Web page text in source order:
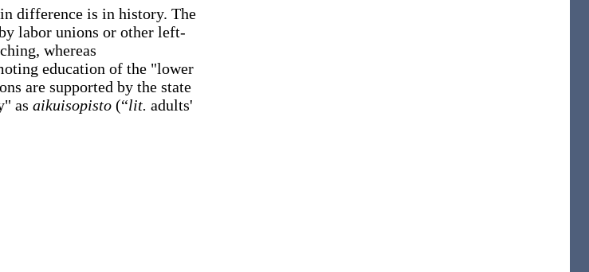
difference is in history. The
labor unions or other left-
whereas
education of the "lower
are supported by the state
as aikuisopisto (“lit. adults'